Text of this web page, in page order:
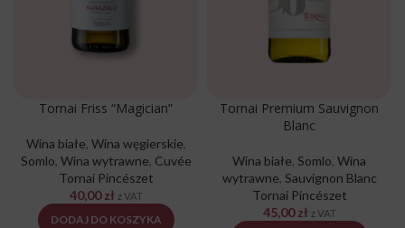
Tornai Friss “Magician”
Wina białe, Wina węgierskie,
Somlo, Wina wytrawne, Cuvée
Tornai Pincészet
40,00zł z VAT
DODAJ DO KOSZYKA
Tornai Premium Sauvignon
Blanc
Wina białe, Somlo, Wina
wytrawne, Sauvignon Blanc
Tornai Pincészet
45,00zł z VAT